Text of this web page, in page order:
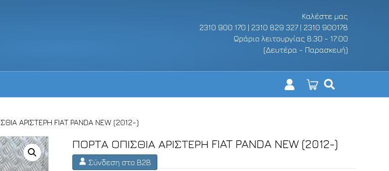
Καλέστε μας
2310 900 170 | 2310 829 327 | 2310 900178
Ωράριο λειτουργίας 8:30 - 17:00
(Δευτέρα - Παρασκευή)
ΑΡΙΣΤΕΡΗ FIAT PANDA NEW (2012-)
ΠΟΡΤΑ ΟΠΙΣΘΙΑ ΑΡΙΣΤΕΡΗ FIAT PANDA NEW (2012-)
Σύνδεση στο B2B